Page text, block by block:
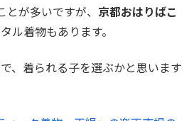
が多いですが、 京都おはりばこ
ル着物もあります。
、着られる子を選ぶかと思います